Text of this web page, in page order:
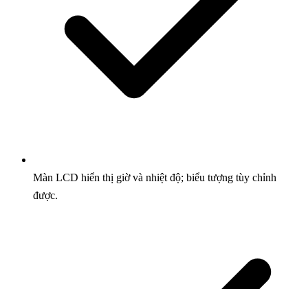
Màn LCD hiển thị giờ và nhiệt độ; biểu tượng tùy chỉnh
được.